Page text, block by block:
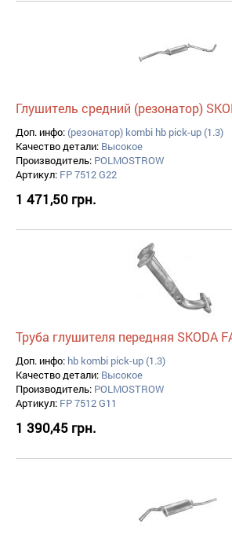
Глушитель средний (резонатор)
Доп. инфо: (резонатор) kombi hb pick-up (1.3)
Качество детали: Высокое
Производитель: POLMOSTROW
Артикул: FP 7512 G22
1 471,50 грн.
Труба глушителя передняя SKODA
Доп. инфо: hb kombi pick-up (1.3)
Качество детали: Высокое
Производитель: POLMOSTROW
Артикул: FP 7512 G11
1 390,45 грн.